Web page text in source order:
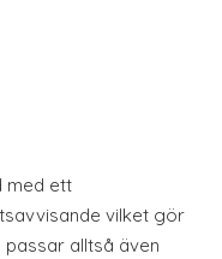
med ett
vilket gör
alltså även